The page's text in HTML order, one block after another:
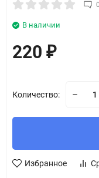
В наличии
220 ₽
Количество:
Избранное